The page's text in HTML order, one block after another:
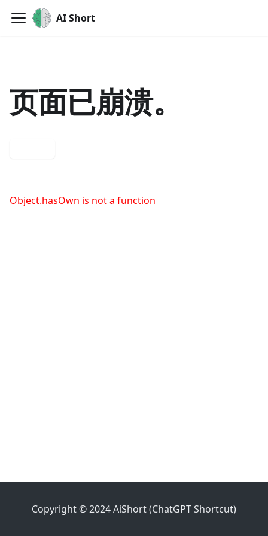
AI Short
页面已崩溃。
Object.hasOwn is not a function
Copyright © 2024 AiShort (ChatGPT Shortcut)